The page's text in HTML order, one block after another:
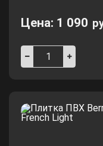
Цена: 1 090